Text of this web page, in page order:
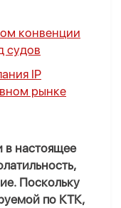
конвенции
судов
IP
рынке
в настоящее
Поскольку
по КТК,